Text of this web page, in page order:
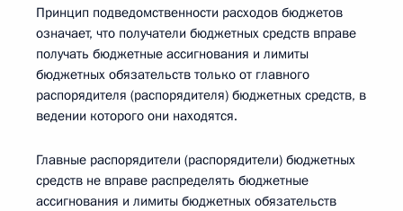
Принцип подведомственности расходов бюджетов
означает, что получатели бюджетных средств вправе
получать бюджетные ассигнования и лимиты
бюджетных обязательств только от главного
распорядителя (распорядителя) бюджетных средств, в
ведении которого они находятся.
Главные распорядители (распорядители) бюджетных
средств не вправе распределять бюджетные
ассигнования и лимиты бюджетных обязательств